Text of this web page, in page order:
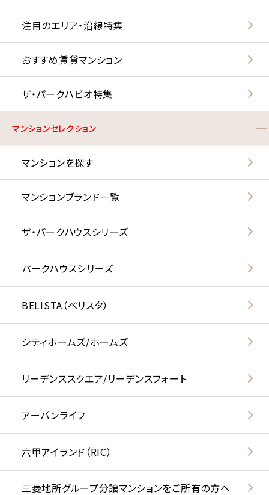
注目のエリア・沿線特集
おすすめ賃貸マンション
ザ・パークハビオ特集
マンションセレクション
マンションを探す
マンションブランド一覧
ザ・パークハウスシリーズ
パークハウスシリーズ
BELISTA（ベリスタ）
シティホームズ/ホームズ
リーデンススクエア/リーデンスフォート
アーバンライフ
六甲アイランド（RIC）
三菱地所グループ分譲マンションをご所有の方へ